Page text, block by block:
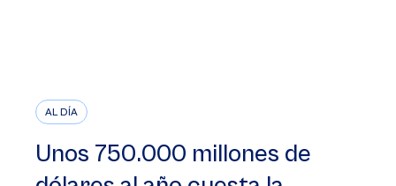
AL DÍA
Unos 750.000 millones de